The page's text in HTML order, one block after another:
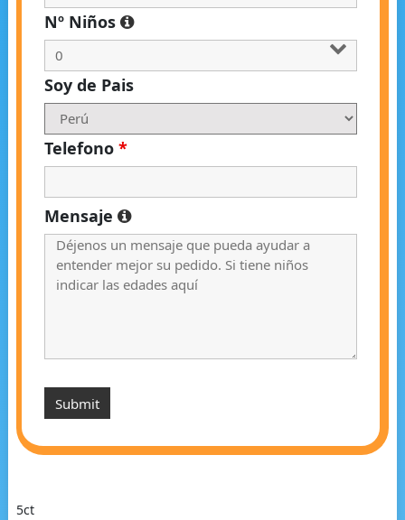
Nº Niños
Soy de Pais
Telefono *
Mensaje
5ct